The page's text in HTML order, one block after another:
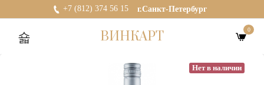
+7 (812) 374 56 15 г.Санкт-Петербург
ВИНКАРТ 0
Нет в наличии